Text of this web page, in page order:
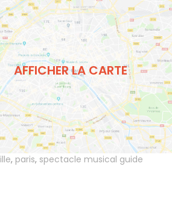
AFFICHER LA CARTE
, paris, spectacle musical guide